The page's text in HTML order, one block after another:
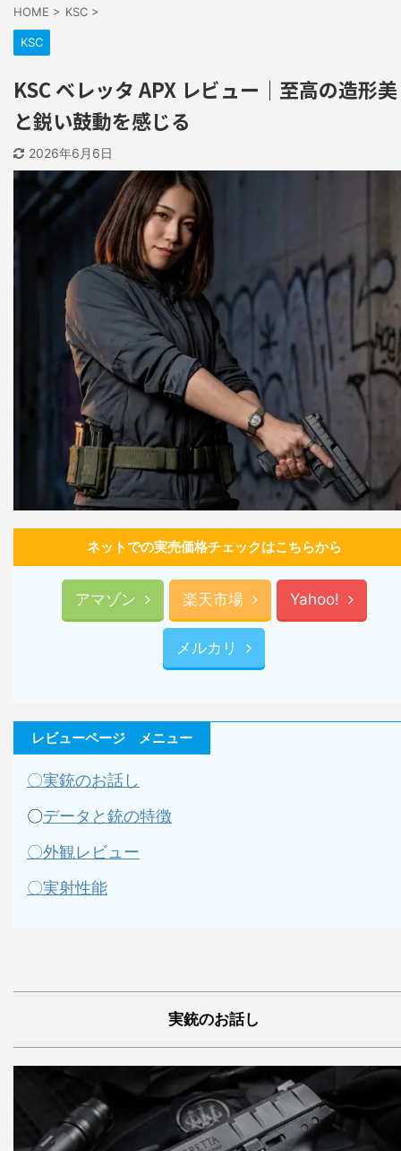
HOME > KSC >
KSC
KSC ベレッタ APX レビュー｜至高の造形美
と鋭い鼓動を感じる
2026年6月6日
ネットでの実売価格チェックはこちらから
アマゾン 楽天市場 Yahoo!
メルカリ
レビューページ メニュー
〇実銃のお話し
〇データと銃の特徴
〇外観レビュー
〇実射性能
実銃のお話し